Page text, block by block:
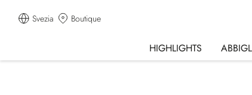
Svezia Boutique
HIGHLIGHTS